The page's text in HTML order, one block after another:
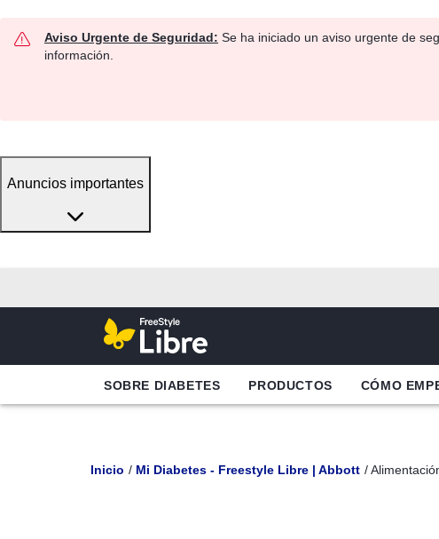
Aviso Urgente de Seguridad: Se ha iniciado un aviso urgente de
información.
Anuncios importantes
SOBRE DIABETES PRODUCTOS CÓMO
Inicio Mi Diabetes - Freestyle Libre | Abbott